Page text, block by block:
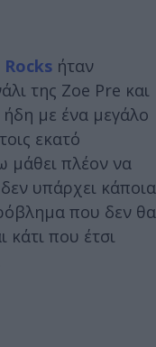
ήταν
της Zoe Pre και
ήδη με ένα μεγάλο
εκατό
μάθει πλέον να
υπάρχει κάποια
που δεν θα
κάτι που έτσι